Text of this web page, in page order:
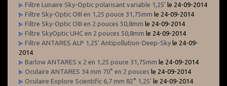
Filtre Lunaire Sky-Optic polarisant variable 1,25' le 24-09-2014
Filtre Sky-Optic OIII en 1,25 pouce 31,75mm le 24-09-2014
Filtre Sky-Optic OIII en 2 pouces 50,8mm le 24-09-2014
Filtre SkyOptic UHC en 2 pouces 50,8mm le 24-09-2014
Filtre ANTARES ALP 1,25' Antipollution-Deep-Sky le 24-09-
2014
Barlow ANTARES x 2 en 1,25 pouce 31,75mm le 24-09-2014
Oculaire ANTARES 34 mm 70° en 2 pouces le 24-09-2014
Oculaire Explore Scientific 6,7 mm 82° 1,25' le 24-09-2014